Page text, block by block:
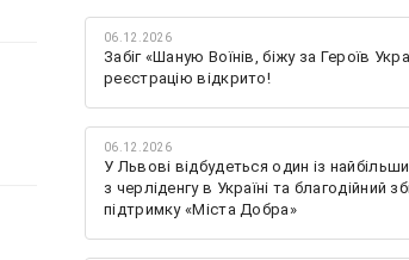
06.12.2026
Забіг «Шаную Воїнів, біжу за Героїв
реєстрацію відкрито!
06.12.2026
У Львові відбудеться один із
з черліденгу в Україні та благодійний
підтримку «Міста Добра»